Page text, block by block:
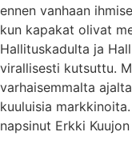
ennen vanhaan
kun kapakat olivat
Hallituskadulta ja
virallisesti kutsuttu.
varhaisemmalta
kuuluisia
napsinut Erkki